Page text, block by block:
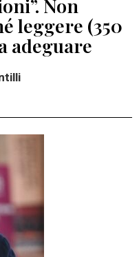
Non
leggere (350
adeguare